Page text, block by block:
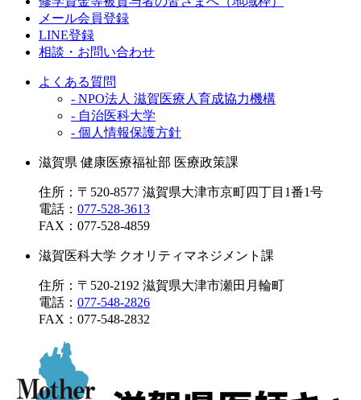
メール会員登録
LINE登録
相談・お問い合わせ
よくある質問
- NPO法人 滋賀医療人育成協力機構
- 自治医科大学
- 個人情報保護方針
滋賀県 健康医療福祉部 医療政策課
住所：〒520-8577 滋賀県大津市京町四丁目1番1号
電話： 077-528-3613
FAX： 077-528-4859
滋賀医科大学 クオリティマネジメント課
住所：〒520-2192 滋賀県大津市瀬田月輪町
電話： 077-548-2826
FAX： 077-548-2832